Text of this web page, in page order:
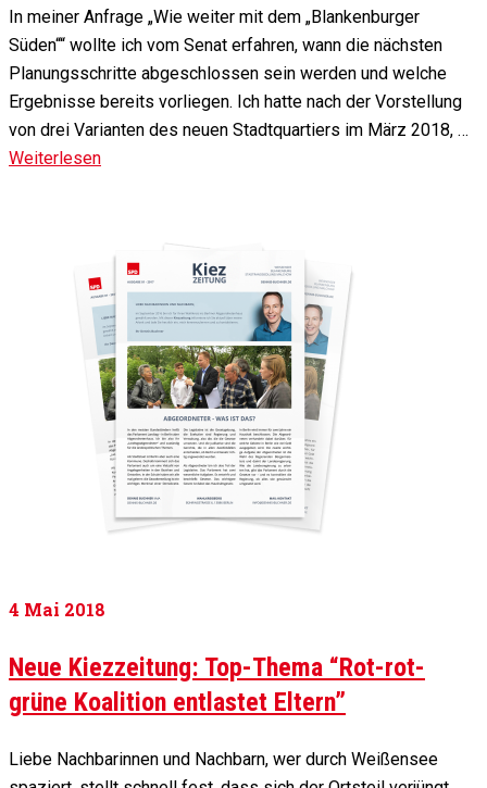
In meiner Anfrage „Wie weiter mit dem „Blankenburger
Süden““ wollte ich vom Senat erfahren, wann die nächsten
Planungsschritte abgeschlossen sein werden und welche
Ergebnisse bereits vorliegen. Ich hatte nach der Vorstellung
von drei Varianten des neuen Stadtquartiers im März 2018, …
Weiterlesen
4 Mai 2018
Neue Kiezzeitung: Top-Thema “Rot-rot-
grüne Koalition entlastet Eltern”
Liebe Nachbarinnen und Nachbarn, wer durch Weißensee